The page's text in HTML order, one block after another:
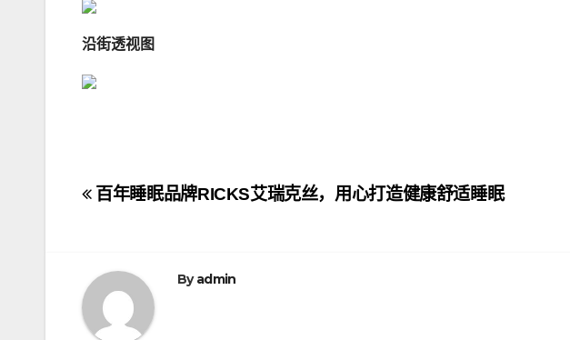
沿街透视图
文
导
航
百年睡眠品牌RICKS艾瑞克丝，用心打造健康舒适睡眠
Byadmin